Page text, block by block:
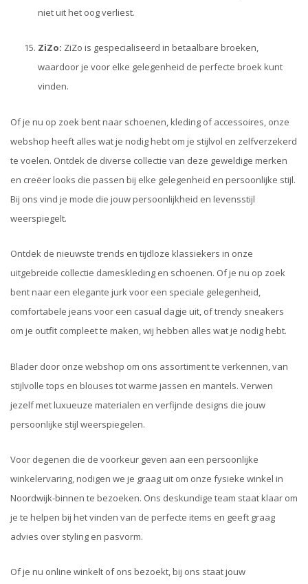
niet uit het oog verliest.
ZiZo: ZiZo is gespecialiseerd in betaalbare broeken,
waardoor je voor elke gelegenheid de perfecte broek kunt
vinden.
Of je nu op zoek bent naar schoenen, kleding of accessoires, onze
webshop heeft alles wat je nodig hebt om je stijlvol en zelfverzekerd
te voelen. Ontdek de diverse collectie van deze geweldige merken
en creëer looks die passen bij elke gelegenheid en persoonlijke stijl.
Bij ons vind je mode die jouw persoonlijkheid en levensstijl
weerspiegelt.
Ontdek de nieuwste trends en tijdloze klassiekers in onze
uitgebreide collectie dameskleding en schoenen. Of je nu op zoek
bent naar een elegante jurk voor een speciale gelegenheid,
comfortabele jeans voor een casual dagje uit, of trendy sneakers
om je outfit compleet te maken, wij hebben alles wat je nodig hebt.
Blader door onze webshop om ons assortiment te verkennen, van
stijlvolle tops en blouses tot warme jassen en mantels. Verwen
jezelf met luxueuze materialen en verfijnde designs die jouw
persoonlijke stijl weerspiegelen.
Voor degenen die de voorkeur geven aan een persoonlijke
winkelervaring, nodigen we je graag uit om onze fysieke winkel in
Noordwijk-binnen te bezoeken. Ons deskundige team staat klaar om
je te helpen bij het vinden van de perfecte items en geeft graag
advies over styling en pasvorm.
Of je nu online winkelt of ons bezoekt, bij ons staat jouw